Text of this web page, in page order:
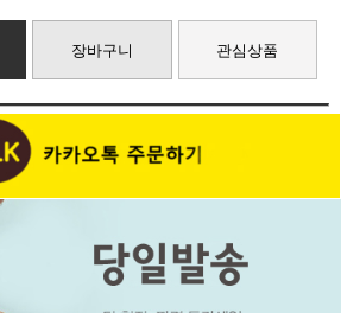
장바구니 관심상품